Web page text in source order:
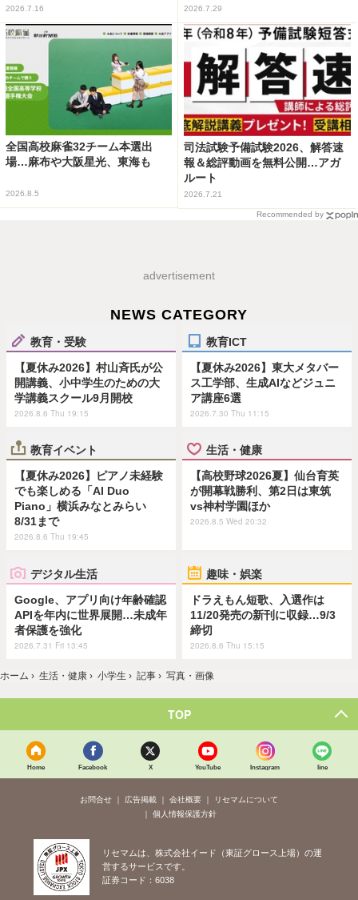
2026.7.16 2026.7.29
全国高校麻雀32チーム本選出
場…麻布や大阪星光、東海も
2026.8.5
司法試験予備試験2026、解答速
報＆総評動画を無料公開…アガ
ルート
2026.7.21
Recommended by
advertisement
NEWS CATEGORY
教育・受験
【夏休み2026】村山斉氏が公
開講義、小中学生のための大
学講義スクール9月開校
2026.8.6 Thu 19:15
教育ICT
【夏休み2026】東大メタバー
ス工学部、生成AIなどジュニ
ア講座6選
2026.7.30 Thu 11:15
教育イベント
【夏休み2026】ピアノ未経験
でも楽しめる「AI Duo
Piano」横浜みなとみらい
8/31まで
2026.8.6 Thu 19:45
生活・健康
【高校野球2026夏】仙台育英
が開幕戦勝利、第2日は東筑
vs神村学園ほか
2026.8.5 Wed 20:32
デジタル生活
Google、アプリ向け年齢確認
APIを年内に世界展開…未成年
者保護を強化
2026.7.31 Fri 13:45
趣味・娯楽
ドラえもん短歌、入選作は
11/20発売の新刊に収録…9/3
締切
2026.8.6 Thu 15:15
ホーム › 生活・健康 › 小学生 › 記事 › 写真・画像
TOP
Home Facebook X YouTube Instagram line
お問合せ 広告掲載 会社概要
リセマムについて
個人情報保護方針
リセマムは、株式会社イード（東証グロース上場）の運
営するサービスです。
証券コード：6038